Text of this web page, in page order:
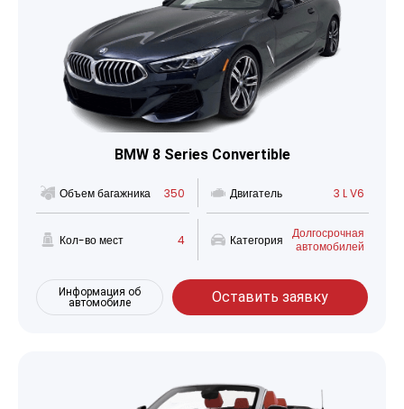
BMW 8 Series Convertible
Объем багажника 350 Двигатель 3 L V6
Кол-во мест 4 Категория
Долгосрочная
автомобилей
Информация об
автомобиле
Оставить заявку